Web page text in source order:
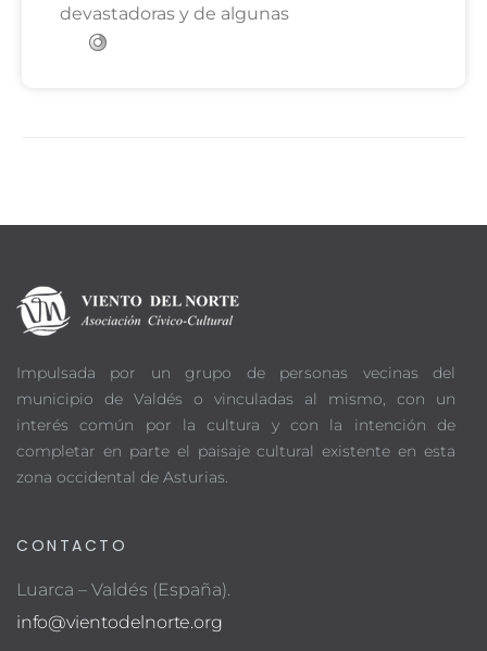
devastadoras y de algunas
Impulsada por un grupo de personas vecinas del
municipio de Valdés o vinculadas al mismo, con un
interés común por la cultura y con la intención de
completar en parte el paisaje cultural existente en esta
zona occidental de Asturias.
CONTACTO
Luarca – Valdés (España).
info@vientodelnorte.org